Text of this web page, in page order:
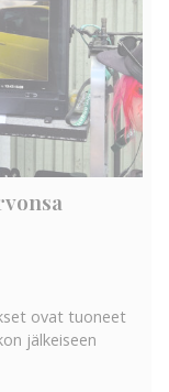
ovat tuoneet
jälkeiseen